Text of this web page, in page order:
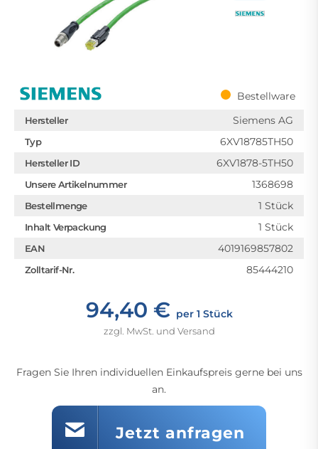
Bestellware
Hersteller Siemens AG
Typ 6XV18785TH50
Hersteller ID 6XV1878-5TH50
Unsere Artikelnummer 1368698
Bestellmenge 1 Stück
Inhalt Verpackung 1 Stück
EAN 4019169857802
Zolltarif-Nr. 85444210
94,40 € per 1 Stück
zzgl. MwSt. und Versand
Fragen Sie Ihren individuellen Einkaufspreis gerne bei uns
an.
Jetzt anfragen